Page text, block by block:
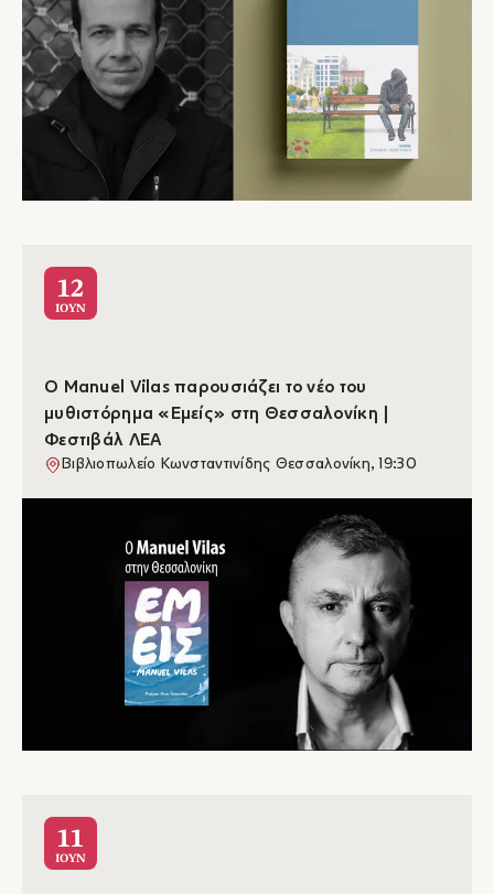
12
ΙΟΥΝ
O Manuel Vilas παρουσιάζει το νέο του
μυθιστόρημα «Εμείς» στη Θεσσαλονίκη |
Φεστιβάλ ΛΕΑ
Βιβλιοπωλείο Κωνσταντινίδης Θεσσαλονίκη, 19:30
11
ΙΟΥΝ